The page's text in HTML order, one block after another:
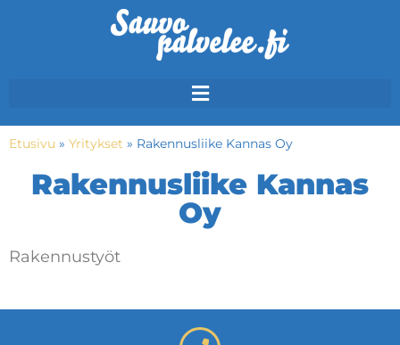
Etusivu » Yritykset » Rakennusliike Kannas Oy
Rakennusliike Kannas
Oy
Rakennustyöt